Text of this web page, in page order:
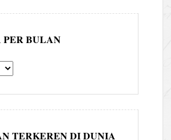
BULAN
TERKEREN DI DUNIA